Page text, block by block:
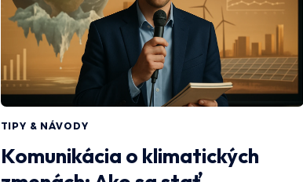
TIPY & NÁVODY
Komunikácia o klimatických